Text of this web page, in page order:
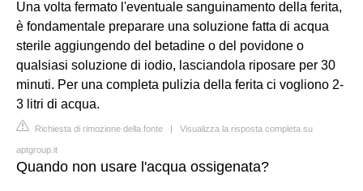
Una volta fermato l'eventuale sanguinamento della ferita,
è fondamentale preparare una soluzione fatta di acqua
sterile aggiungendo del betadine o del povidone o
qualsiasi soluzione di iodio, lasciandola riposare per 30
minuti. Per una completa pulizia della ferita ci vogliono 2-
3 litri di acqua.
Richiesta di rimozione della fonte | Visualizza la risposta completa su
aptgroup.it
Quando non usare l'acqua ossigenata?